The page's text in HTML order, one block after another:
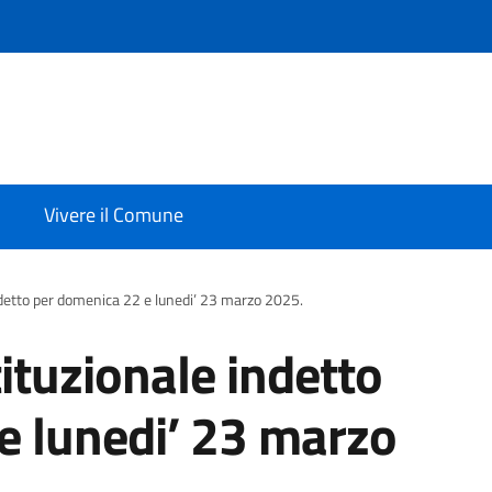
Vivere il Comune
per domenica 22 e lunedi’ 23 marzo 2025.
indetto
lunedi’ 23 marzo